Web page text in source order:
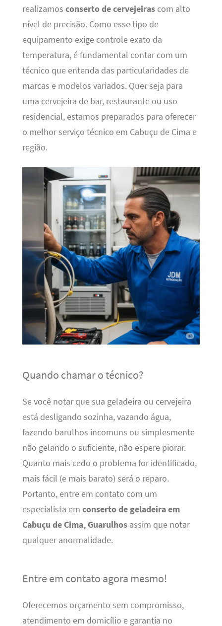
realizamos conserto de cervejeirascom alto
nível de precisão. Como esse tipo de
equipamento exige controle exato da
temperatura, é fundamental contar com um
técnico que entenda das particularidades de
marcas e modelos variados. Quer seja para
uma cervejeira de bar, restaurante ou uso
residencial, estamos preparados para oferecer
o melhor serviço técnico em Cabuçu de Cima e
região.
Quando chamar o técnico?
Se você notar que sua geladeira ou cervejeira
está desligando sozinha, vazando água,
fazendo barulhos incomuns ou simplesmente
não gelando o suficiente, não espere piorar.
Quanto mais cedo o problema for identificado,
mais fácil (e mais barato) será o reparo.
Portanto, entre em contato com um
especialista em conserto de geladeira em
Cabuçu de Cima, Guarulhosassim que notar
qualquer anormalidade.
Entre em contato agora mesmo!
Oferecemos orçamento sem compromisso,
atendimento em domicílio e garantia no